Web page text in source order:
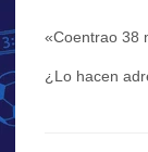
«Coentrao 38
¿Lo hacen